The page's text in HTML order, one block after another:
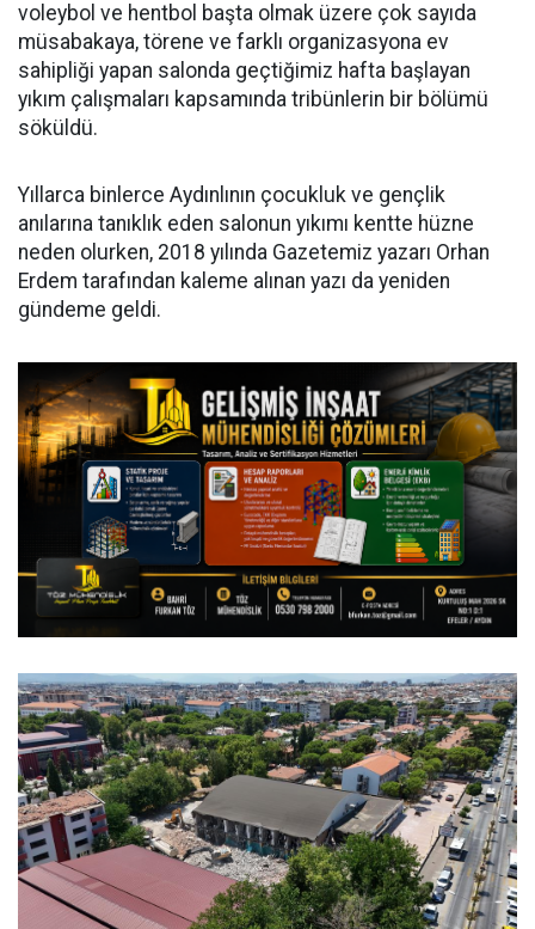
voleybol ve hentbol başta olmak üzere çok sayıda
müsabakaya, törene ve farklı organizasyona ev
sahipliği yapan salonda geçtiğimiz hafta başlayan
yıkım çalışmaları kapsamında tribünlerin bir bölümü
söküldü.
Yıllarca binlerce Aydınlının çocukluk ve gençlik
anılarına tanıklık eden salonun yıkımı kentte hüzne
neden olurken, 2018 yılında Gazetemiz yazarı Orhan
Erdem tarafından kaleme alınan yazı da yeniden
gündeme geldi.